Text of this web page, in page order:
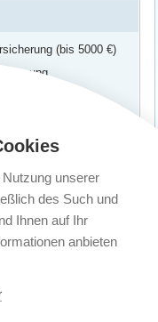
(bis 5000 €)
(unabhängig vom
unserer
des Such und
Ihnen auf Ihr
anbieten